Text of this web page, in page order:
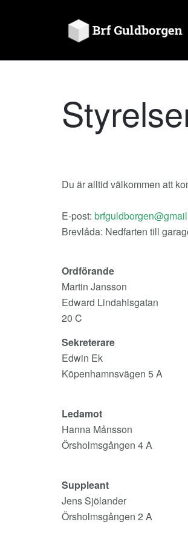
Du är alltid välkommen att
E-post:
Brevlåda: Nedfarten till
Ordförande
Martin Jansson
Edward Lindahlsgatan
20 C
Sekreterare
Edwin Ek
Köpenhamnsvägen 5 A
Ledamot
Hanna Månsson
Örsholmsgången 4 A
Suppleant
Jens Sjölander
Örsholmsgången 2 A